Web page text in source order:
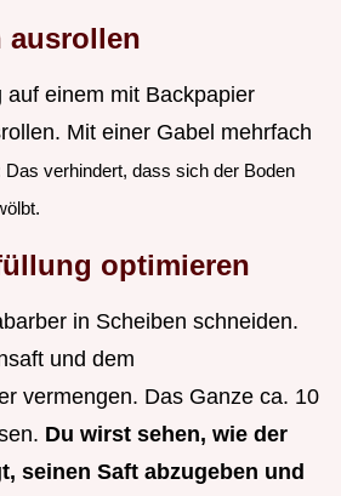
ausrollen
auf einem mit Backpapier
Mit einer Gabel mehrfach
Das verhindert, dass sich der Boden
optimieren
in Scheiben schneiden.
und dem
vermengen. Das Ganze ca. 10
Du wirst sehen, wie der
seinen Saft abzugeben und